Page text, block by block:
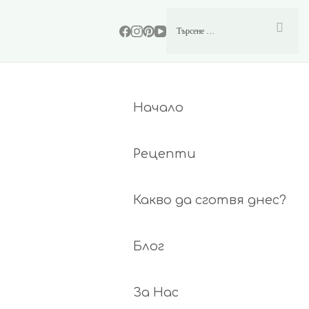
Начало
Рецепти
Какво да сготвя днес?
Блог
За Нас